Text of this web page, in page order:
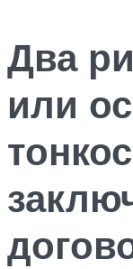
Два
или